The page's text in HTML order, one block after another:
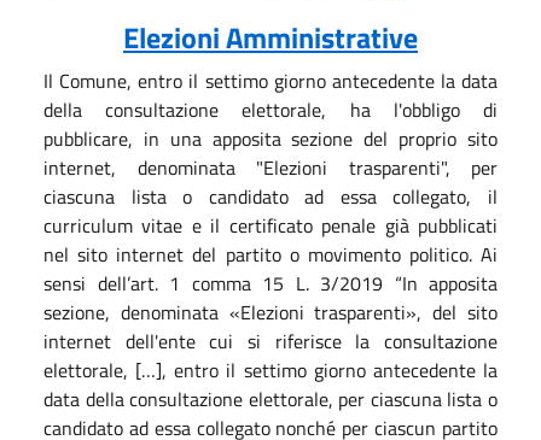
Elezioni Amministrative
Il Comune, entro il settimo giorno antecedente la data
della consultazione elettorale, ha l'obbligo di
pubblicare, in una apposita sezione del proprio sito
internet, denominata "Elezioni trasparenti", per
ciascuna lista o candidato ad essa collegato, il
curriculum vitae e il certificato penale già pubblicati
nel sito internet del partito o movimento politico. Ai
sensi dell’art. 1 comma 15 L. 3/2019 “In apposita
sezione, denominata «Elezioni trasparenti», del sito
internet dell'ente cui si riferisce la consultazione
elettorale, […], entro il settimo giorno antecedente la
data della consultazione elettorale, per ciascuna lista o
candidato ad essa collegato nonché per ciascun partito